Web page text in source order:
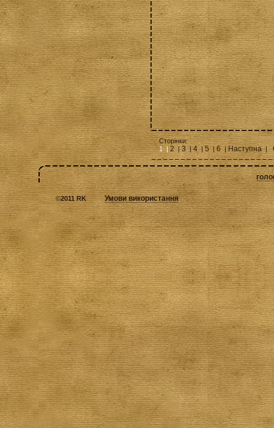
Сторінки:
1 | 2 |3|4 |5|6|Наступна|
©2011 RK Умови використання